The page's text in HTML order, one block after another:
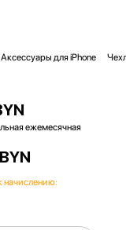
Аксессуары для iPhone
ежемесячная
начислению: